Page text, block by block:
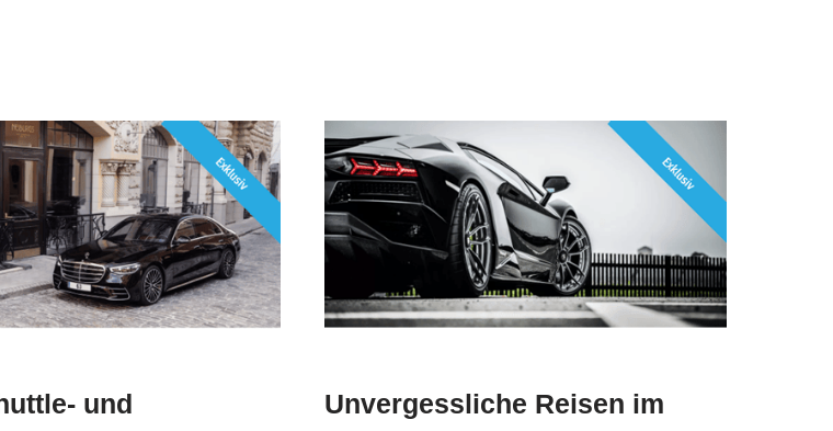
und
Unvergessliche Reisen im